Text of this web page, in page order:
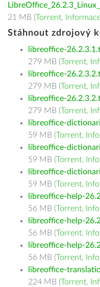
21 MB (Torrent,
Stáhnout zdrojový
libreoffice-
279 MB (Torrent,
libreoffice-
279 MB (Torrent,
libreoffice-
279 MB (Torrent,
libreoffice-
59 MB (Torrent,
libreoffice-
59 MB (Torrent,
libreoffice-
59 MB (Torrent,
libreoffice-help-
56 MB (Torrent,
libreoffice-help-
56 MB (Torrent,
libreoffice-help-
56 MB (Torrent,
libreoffice-
224 MB (Torrent,